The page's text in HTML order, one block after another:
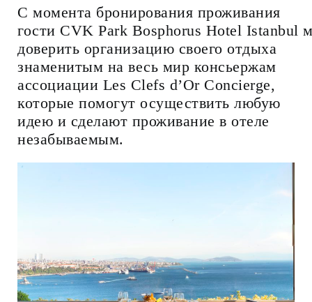
С момента бронирования проживания
гости CVK Park Bosphorus Hotel Istanbul
доверить организацию своего отдыха
знаменитым на весь мир консьержам
ассоциации Les Clefs d’Or Concierge,
которые помогут осуществить любую
идею и сделают проживание в отеле
незабываемым.